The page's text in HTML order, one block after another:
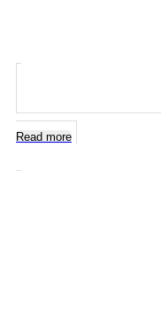
Read more